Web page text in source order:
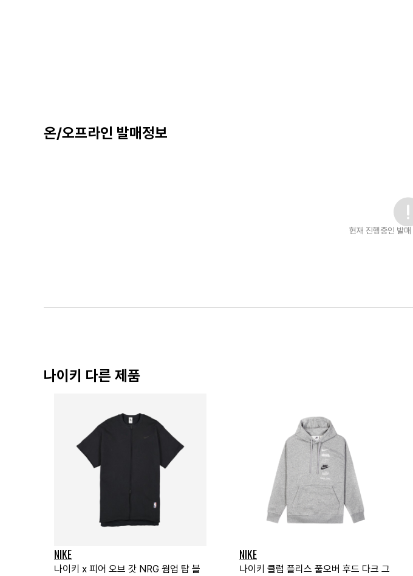
온/오프라인 발매정보
현재 진행중인 발매
나이키 다른 제품
NIKE
나이키 x 피어 오브 갓 NRG 웜업 탑 블
NIKE
나이키 클럽 플리스 풀오버 후드 다크 그